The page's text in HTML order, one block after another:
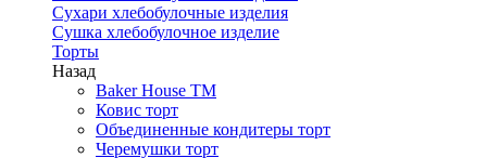
Сухари хлебобулочные изделия
Сушка хлебобулочное изделие
Торты
Назад
Baker House ТМ
Ковис торт
Объединенные кондитеры торт
Черемушки торт